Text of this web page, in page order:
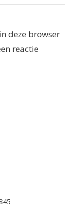
deze browser
reactie